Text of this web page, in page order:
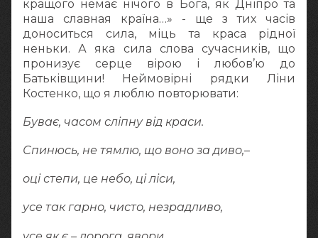
кращого немає нічого в Бога, як Дніпро та
наша славная країна…» - ще з тих часів
доноситься сила, міць та краса рідної
неньки. А яка сила слова сучасників, що
пронизує серце вірою і любов’ю до
Батьківщини! Неймовірні рядки Ліни
Костенко, що я люблю повторювати:
Буває, часом сліпну від краси.
Спинюсь, не тямлю, що воно за диво,–
оці степи, це небо, ці ліси,
усе так гарно, чисто, незрадливо,